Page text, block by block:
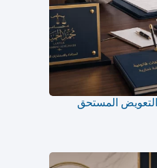
المستحق